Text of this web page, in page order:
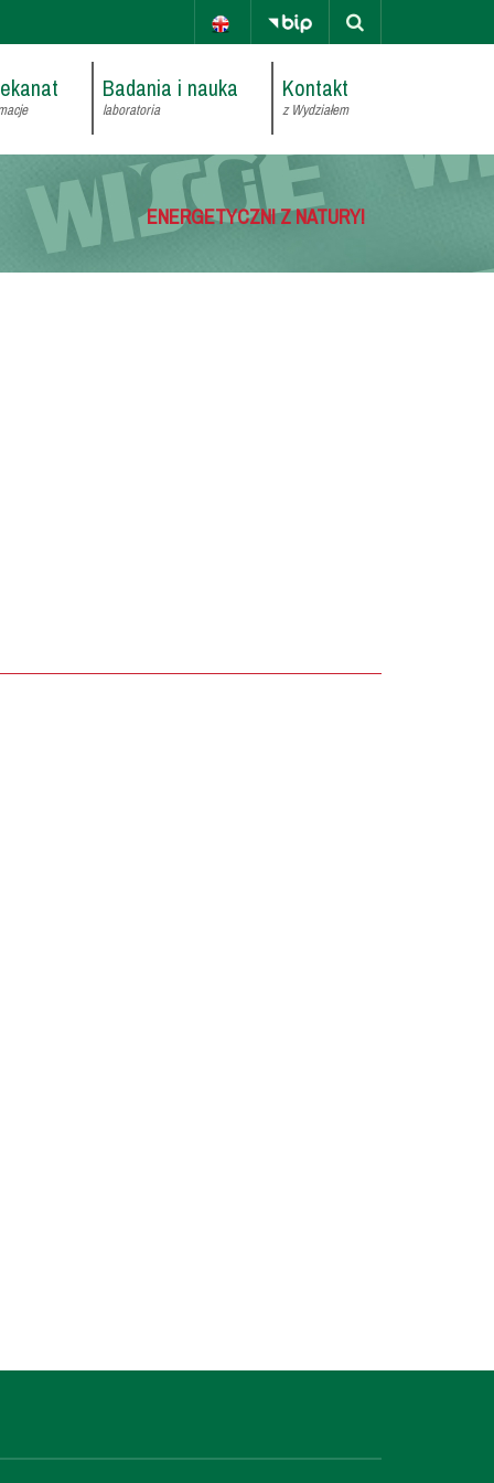
Badania i nauka
laboratoria
Kontakt
z Wydziałem
ENERGETYCZNI Z NATURY!